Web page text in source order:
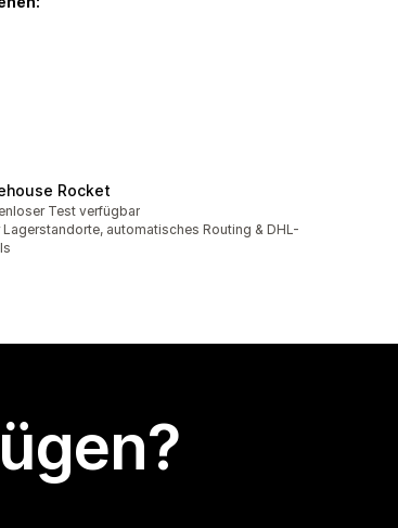
Rocket
Test verfügbar
Lagerstandorte, automatisches Routing & DHL-